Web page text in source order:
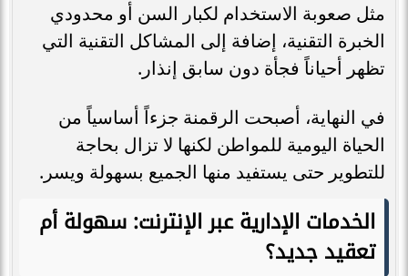
مثل صعوبة الاستخدام لكبار السن أو محدودي
الخبرة التقنية، إضافة إلى المشاكل التقنية التي
تظهر أحياناً فجأة دون سابق إنذار.
في النهاية، أصبحت الرقمنة جزءاً أساسياً من
الحياة اليومية للمواطن لكنها لا تزال بحاجة
للتطوير حتى يستفيد منها الجميع بسهولة ويسر.
الخدمات الإدارية عبر الإنترنت: سهولة أم
تعقيد جديد؟